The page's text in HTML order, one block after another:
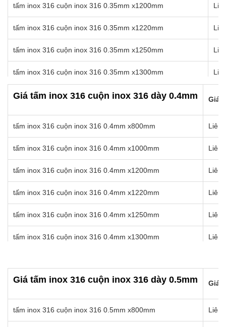
tấm inox 316 cuộn inox 316 0.35mm x1200mm
tấm inox 316 cuộn inox 316 0.35mm x1220mm
tấm inox 316 cuộn inox 316 0.35mm x1250mm
tấm inox 316 cuộn inox 316 0.35mm x1300mm
tấm inox 316 cuộn inox 316 0.35mm x1350mm
tấm inox 316 cuộn inox 316 0.35mm x1400mm
tấm inox 316 cuộn inox 316 0.35mm x1450mm
tấm inox 316 cuộn inox 316 0.35mm x1500mm
tấm inox 316 cuộn inox 316 0.35mm x1550mm
tấm inox 316 cuộn inox 316 0.35mm x1570mm
Giá tấm inox 316 cuộn inox 316 dày 0.4mm Giá
tấm inox 316 cuộn inox 316 0.4mm x800mm Liên
tấm inox 316 cuộn inox 316 0.4mm x1000mm Liên
tấm inox 316 cuộn inox 316 0.4mm x1200mm Liên
tấm inox 316 cuộn inox 316 0.4mm x1220mm Liên
tấm inox 316 cuộn inox 316 0.4mm x1250mm Liên
tấm inox 316 cuộn inox 316 0.4mm x1300mm Liên
tấm inox 316 cuộn inox 316 0.4mm x1400mm Liên
Giá tấm inox 316 cuộn inox 316 dày 0.5mm Giá
tấm inox 316 cuộn inox 316 0.5mm x800mm Liên